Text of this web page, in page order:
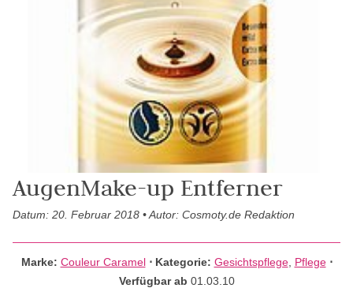
AugenMake-up Entferner
Datum: 20. Februar 2018 • Autor: Cosmoty.de Redaktion
Marke: Couleur Caramel ⋅ Kategorie: Gesichtspflege, Pflege ⋅
Verfügbar ab 01.03.10